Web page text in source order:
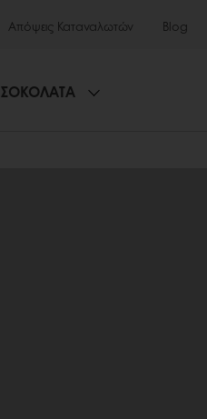
Απόψεις Καταναλωτών Blog
ΣΟΚΟΛΑΤΑ